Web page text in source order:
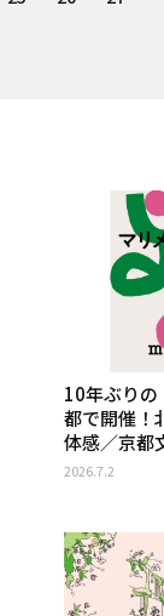
10年ぶりの
都で開催！
体感／京都
2026.7.2